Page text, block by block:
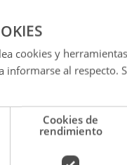
cookies y
informarse al respecto.
Cookies de
rendimiento